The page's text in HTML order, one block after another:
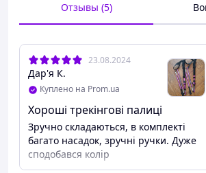
Отзывы (5)
23.08.2024
Дар'я К.
Куплено на Prom.ua
Хороші трекінгові палиці
Зручно складаються, в комплекті
багато насадок, зручні ручки. Дуже
сподобався колір